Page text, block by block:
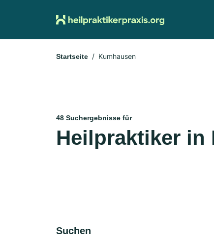
Startseite Kumhausen
48 Suchergebnisse für
Heilpraktiker in
Suchen